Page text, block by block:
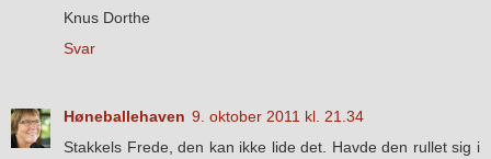
Knus Dorthe
Svar
Høneballehaven 9. oktober 2011 kl. 21.34
Stakkels Frede, den kan ikke lide det. Havde den rullet sig i